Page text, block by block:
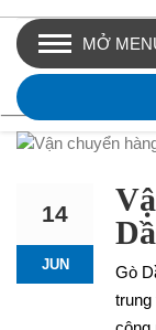
MỞ
14
JUN
Gò